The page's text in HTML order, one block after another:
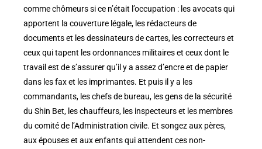
comme chômeurs si ce n’était l’occupation : les avocats qui
apportent la couverture légale, les rédacteurs de
documents et les dessinateurs de cartes, les correcteurs et
ceux qui tapent les ordonnances militaires et ceux dont le
travail est de s’assurer qu’il y a assez d’encre et de papier
dans les fax et les imprimantes. Et puis il y a les
commandants, les chefs de bureau, les gens de la sécurité
du Shin Bet, les chauffeurs, les inspecteurs et les membres
du comité de l’Administration civile. Et songez aux pères,
aux épouses et aux enfants qui attendent ces non-